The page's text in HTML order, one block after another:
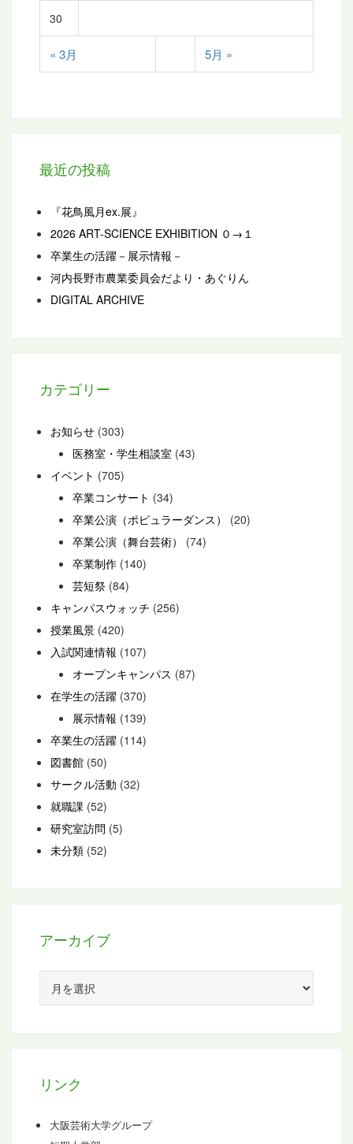
« 3月 5月 »
30
最近の投稿
『花鳥風月ex.展』
2026 ART-SCIENCE EXHIBITION ０→１
卒業生の活躍－展示情報－
河内長野市農業委員会だより・あぐりん
DIGITAL ARCHIVE
カテゴリー
お知らせ (303)
医務室・学生相談室 (43)
イベント (705)
卒業コンサート (34)
卒業公演（ポピュラーダンス）
(20)
卒業公演（舞台芸術）
(74)
卒業制作 (140)
芸短祭 (84)
キャンパスウォッチ (256)
授業風景 (420)
入試関連情報 (107)
オープンキャンパス (87)
在学生の活躍 (370)
展示情報 (139)
卒業生の活躍 (114)
図書館 (50)
サークル活動 (32)
就職課 (52)
研究室訪問 (5)
未分類 (52)
アーカイブ
カ
リンク
大阪芸術大学グループ